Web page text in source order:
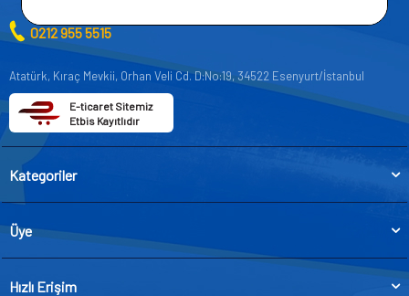
0212 955 5515
Atatürk, Kıraç Mevkii, Orhan Veli Cd. D:No:19, 34522 Esenyurt/İstanbul
E-ticaret Sitemiz
Etbis Kayıtlıdır
Kategoriler
Üye
Hızlı Erişim